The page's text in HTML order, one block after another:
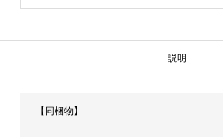
説明
【同梱物】